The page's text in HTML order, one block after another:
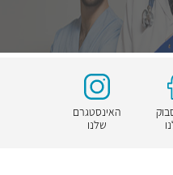
האינסטגרם
שלנו